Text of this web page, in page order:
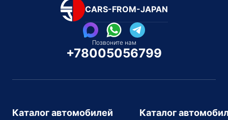
CARS-FROM-JAPAN
Позвоните нам
+78005056799
Каталог автомобилей Каталог